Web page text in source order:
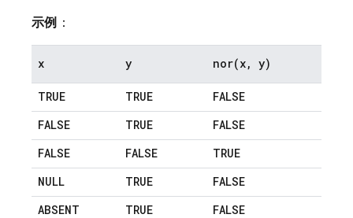
示例 ：
x y nor(x, y)
TRUE TRUE
FALSE
FALSE
TRUE
FALSE
FALSE
FALSE
TRUE
NULL
TRUE
FALSE
ABSENT
TRUE
FALSE